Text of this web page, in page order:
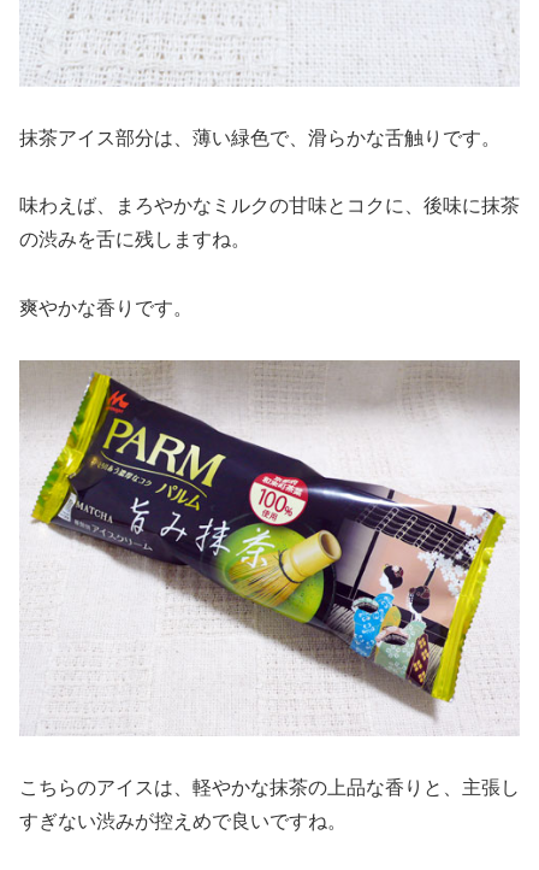
抹茶アイス部分は、薄い緑色で、滑らかな舌触りです。
味わえば、まろやかなミルクの甘味とコクに、後味に抹茶
の渋みを舌に残しますね。
爽やかな香りです。
こちらのアイスは、軽やかな抹茶の上品な香りと、主張し
すぎない渋みが控えめで良いですね。